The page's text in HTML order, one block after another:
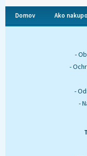
Domov Ako
-
-
-
-